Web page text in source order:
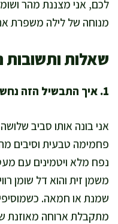
לכם, אני מצננת מהר
מנוחה של לילה משפרת
שאלות ותשובות
1. איך התבשיל הזה נחשב מאוזן מבחינה תזונתית?
אני בונה אותו סביב
פחמימה טבעית וסיבים
נפח מלא ויטמינים עם
משמן זית והוא דל שומן
שמנת או חמאה.
מתקבלת ארוחה מאוזנת